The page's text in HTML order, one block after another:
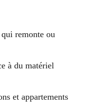
remonte ou
à du matériel
et appartements